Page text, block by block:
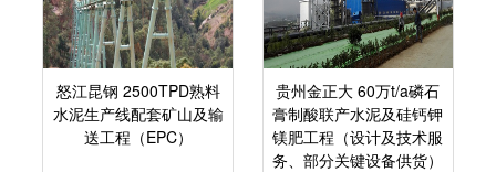
怒江昆钢 2500TPD熟料
水泥生产线配套矿山及输
送工程（EPC）
贵州金正大 60万t/a磷石
膏制酸联产水泥及硅钙钾
镁肥工程（设计及技术服
务、部分关键设备供货）